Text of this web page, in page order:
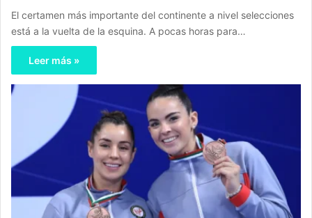
El certamen más importante del continente a nivel selecciones
está a la vuelta de la esquina. A pocas horas para…
Leer más »